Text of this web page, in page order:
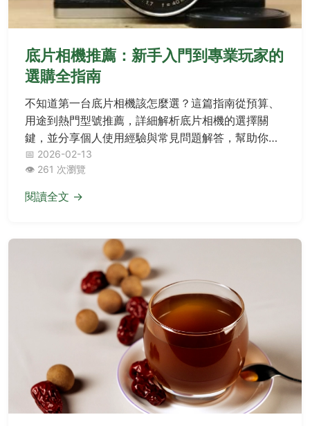
底片相機推薦：新手入門到專業玩家的
選購全指南
不知道第一台底片相機該怎麼選？這篇指南從預算、
用途到熱門型號推薦，詳細解析底片相機的選擇關
鍵，並分享個人使用經驗與常見問題解答，幫助你輕
鬆踏入底片攝影的世界。
📅 2026-02-13
👁️ 261 次瀏覽
閱讀全文 →